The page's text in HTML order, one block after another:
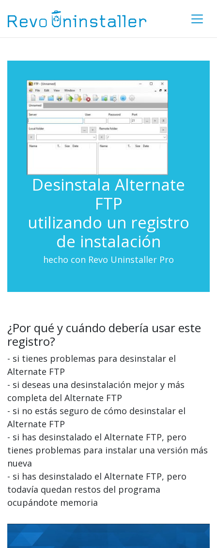
Desinstala Alternate
FTP
utilizando un registro
de instalación
hecho con Revo Uninstaller Pro
¿Por qué y cuándo debería usar este
registro?
- si tienes problemas para desinstalar el
Alternate FTP
- si deseas una desinstalación mejor y más
completa del Alternate FTP
- si no estás seguro de cómo desinstalar el
Alternate FTP
- si has desinstalado el Alternate FTP, pero
tienes problemas para instalar una versión más
nueva
- si has desinstalado el Alternate FTP, pero
todavía quedan restos del programa
ocupándote memoria